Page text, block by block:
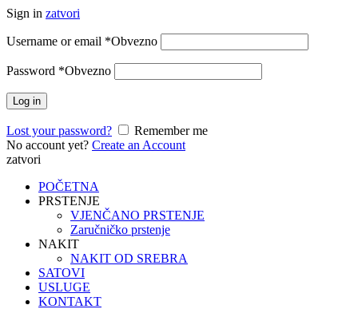
Sign in zatvori
Username or email *Obvezno
Password *Obvezno
Log in
Lost your password?
Remember me
No account yet? Create an Account
zatvori
POČETNA
PRSTENJE
VJENČANO PRSTENJE
Zaručničko prstenje
NAKIT
NAKIT OD SREBRA
SATOVI
USLUGE
KONTAKT